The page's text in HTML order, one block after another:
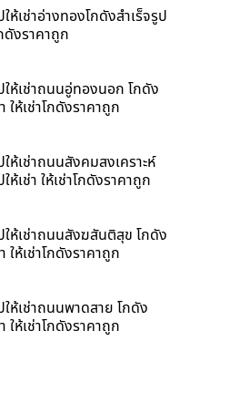
ห้เช่าอ่างทองโกดังสำเร็จรูป
ดังราคาถูก
ให้เช่าถนนอู่ทองนอก โกดัง
ให้เช่าโกดังราคาถูก
ให้เช่าถนนสังคมสงเคราะห์
ห้เช่า ให้เช่าโกดังราคาถูก
ให้เช่าถนนสังฆสันติสุข โกดัง
ให้เช่าโกดังราคาถูก
ให้เช่าถนนพาดสาย โกดัง
ให้เช่าโกดังราคาถูก